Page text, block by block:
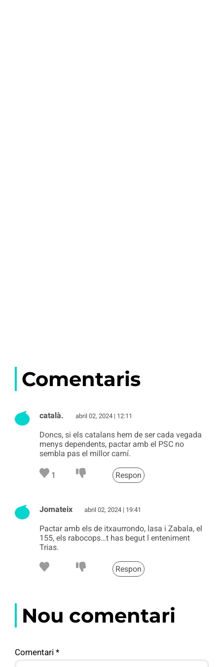
Comentaris
català. abril 02, 2024 | 12:11
Doncs, si els catalans hem de ser cada vegada
menys dependents, pactar amb el PSC no
sembla pas el millor camí.
1 Respon
Jomateix abril 02, 2024 | 19:41
Pactar amb els de itxaurrondo, lasa i Zabala, el
155, els rabocops…t has begut l enteniment
Trias.
Respon
Nou comentari
Comentari *